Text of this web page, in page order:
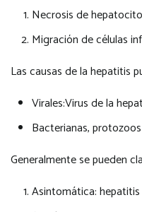
Necrosis de
Migración de células
Las causas de la hepatitis
Virales:Virus de la
Bacterianas,
Generalmente se pueden
Asintomática: